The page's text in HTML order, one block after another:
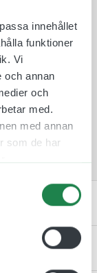
innehållet
funktioner
Vi
och annan
och
med.
med annan
som de har
två håll.
att välja
och
så är
att de